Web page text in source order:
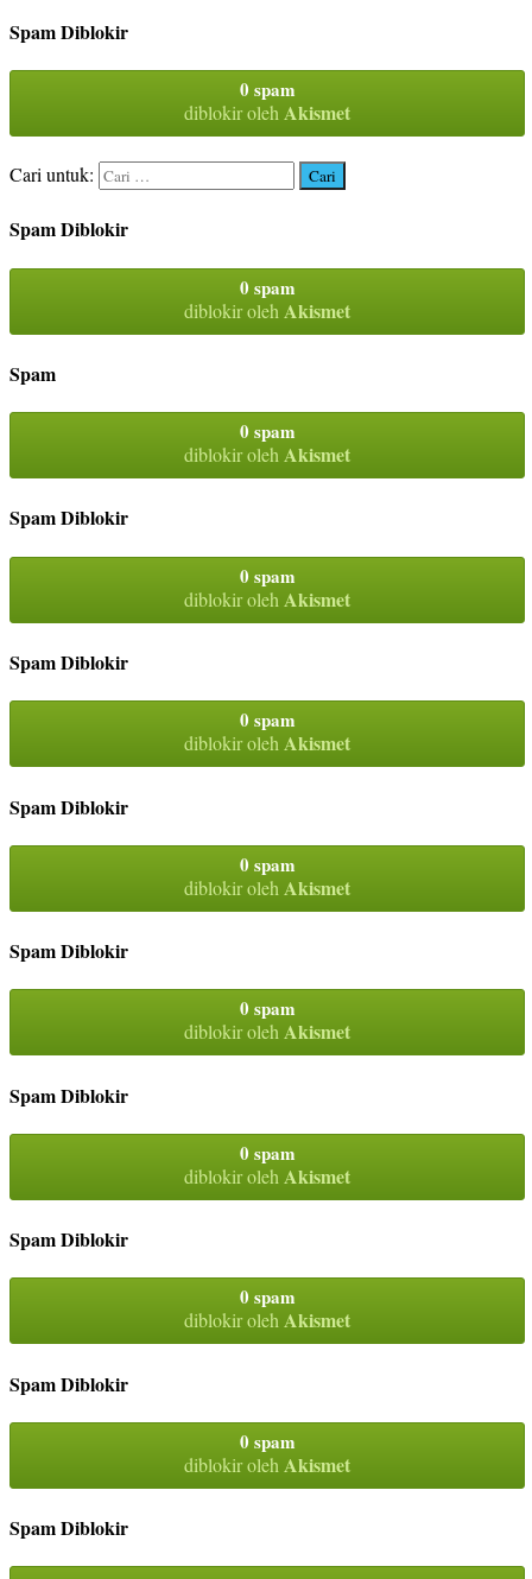
Spam Diblokir
0 spam
diblokir oleh Akismet
Cari untuk:
Spam Diblokir
0 spam
diblokir oleh Akismet
Spam
0 spam
diblokir olehAkismet
Spam Diblokir
0 spam
diblokir oleh Akismet
Spam Diblokir
0 spam
diblokir olehAkismet
Spam Diblokir
0 spam
diblokir oleh Akismet
Spam Diblokir
0 spam
diblokir olehAkismet
Spam Diblokir
0 spam
diblokir oleh Akismet
Spam Diblokir
0 spam
diblokir olehAkismet
Spam Diblokir
0 spam
diblokir oleh Akismet
Spam Diblokir